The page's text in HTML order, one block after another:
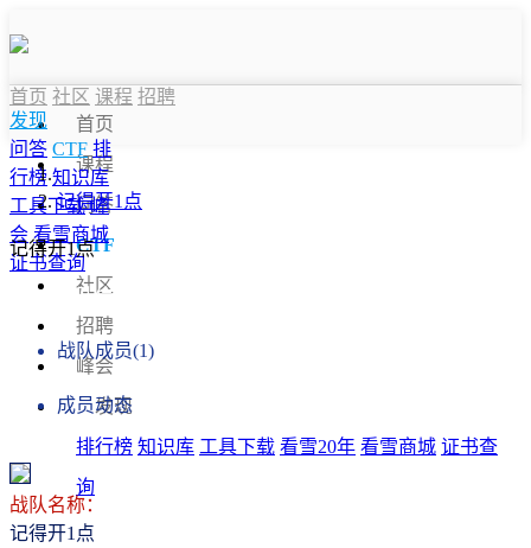
首页
课程
问答
CTF
社区
招聘
峰会
发现
排行榜 知识库 工具下载 看雪20年 看雪商城 证书查
询
首页 社区 课程 招聘
发现
问答 CTF 排
行榜 知识库
工具下载 峰
会 看雪商城
证书查询
记得开1点
记得开1点
战队信息
战队成员(1)
成员动态
战队名称：
记得开1点